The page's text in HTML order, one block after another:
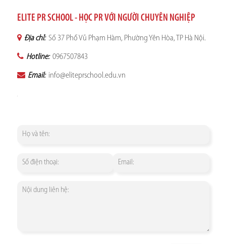
ELITE PR SCHOOL - HỌC PR VỚI NGƯỜI CHUYÊN NGHIỆP
Địa chỉ: Số 37 Phố Vũ Phạm Hàm, Phường Yên Hòa, TP Hà Nội.
Hotline: 0967507843
Email: info@eliteprschool.edu.vn